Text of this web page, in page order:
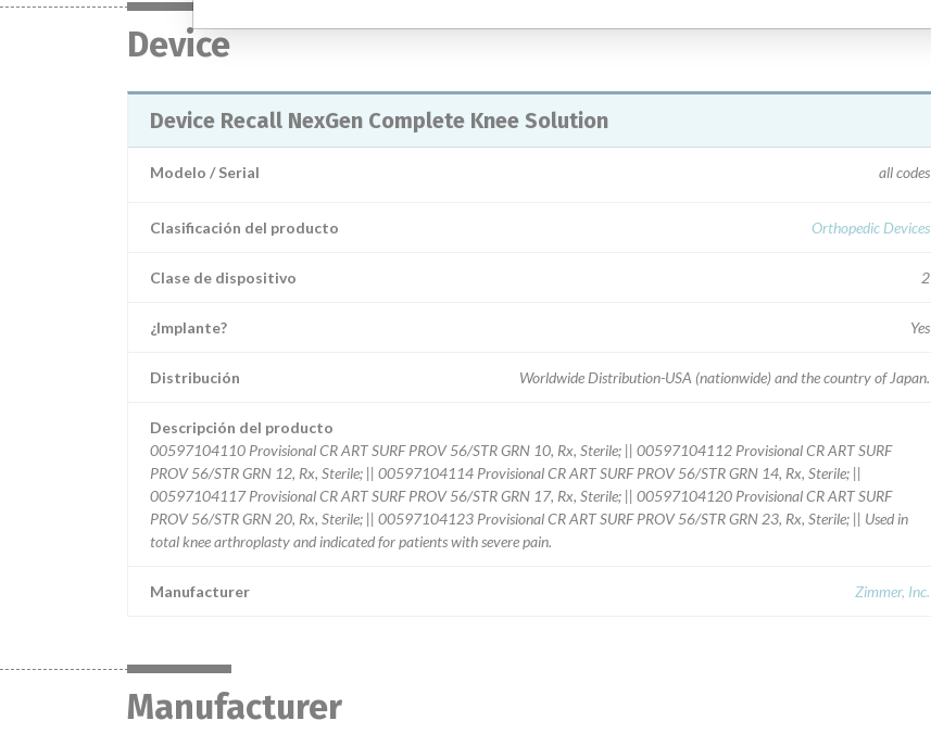
Device
Device Recall NexGen Complete Knee Solution
Modelo / Serial all codes
Clasificación del producto Orthopedic Devices
Clase de dispositivo 2
¿Implante? Yes
Distribución Worldwide Distribution-USA (nationwide) and the country of Japan.
Descripción del producto
00597104110 Provisional CR ART SURF PROV 56/STR GRN 10, Rx, Sterile; || 00597104112 Provisional CR ART SURF
PROV 56/STR GRN 12, Rx, Sterile; || 00597104114 Provisional CR ART SURF PROV 56/STR GRN 14, Rx, Sterile; ||
00597104117 Provisional CR ART SURF PROV 56/STR GRN 17, Rx, Sterile; || 00597104120 Provisional CR ART SURF
PROV 56/STR GRN 20, Rx, Sterile; || 00597104123 Provisional CR ART SURF PROV 56/STR GRN 23, Rx, Sterile; || Used in
total knee arthroplasty and indicated for patients with severe pain.
Manufacturer Zimmer, Inc.
Manufacturer